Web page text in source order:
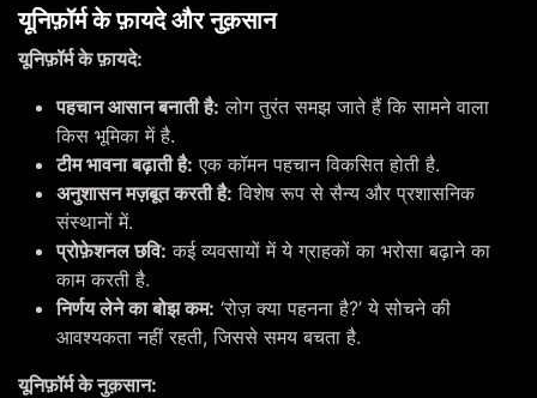
यूनिफ़ॉर्म के फ़ायदे और नुक़सान
यूनिफ़ॉर्म के फ़ायदे:
पहचान आसान बनाती है: लोग तुरंत समझ जाते हैं कि सामने वाला
किस भूमिका में है.
टीम भावना बढ़ाती है: एक कॉमन पहचान विकसित होती है.
अनुशासन मज़बूत करती है: विशेष रूप से सैन्य और प्रशासनिक
संस्थानों में.
प्रोफ़ेशनल छवि: कई व्यवसायों में ये ग्राहकों का भरोसा बढ़ाने का
काम करती है.
निर्णय लेने का बोझ कम: ‘रोज़ क्या पहनना है?’ ये सोचने की
आवश्यकता नहीं रहती, जिससे समय बचता है.
यूनिफ़ॉर्म के नुक़सान: